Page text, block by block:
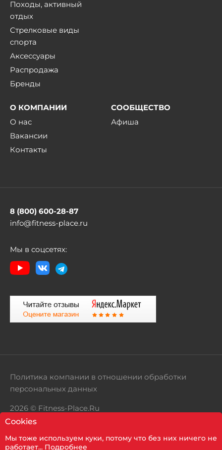
Показать фильтр
Походы, активный
отдых
Стрелковые виды
спорта
Аксессуары
Распродажа
Бренды
О КОМПАНИИ
О нас
Вакансии
Контакты
СООБЩЕСТВО
Афиша
8 (800) 600-28-87
info@fitness-place.ru
Мы в соцсетях:
2026 © Fitness-Place.Ru
Территория здорового образа жизни
Политика компании в отношении обработки
персональных данных
Cookies
Мы тоже используем куки, потому что без них ничего не
работает... Подробнее